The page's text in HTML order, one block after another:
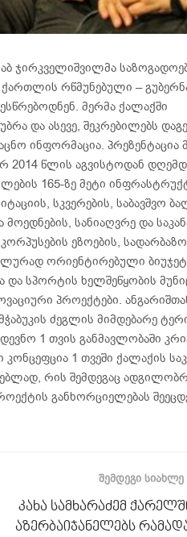
ჯირკველიშვილმა
ქართლის რწმუნებული –
მერმა ქალაქში
და ასევე, შეკრებილებს
ინფორმაცია. პრეზენტაცია
2014 წლის აგვისტოდან
165-ზე მეტი
სკვერების, საბავშვო
სანიაღვრე და
ეზოების,
ორიენტირებული
და სპორტის ხელშეწყობის
პროექტები.
ძეგლის მიმდებარე
1 თვის განმავლობაში
1 თვეში ქალაქის
რის შემდეგაც
განხორციელებას
ᲨᲔᲛᲓᲔᲒᲘ ᲡᲘᲐᲮᲚᲔ
კახა სამხარაძემ
აზერბაიჯანელებს